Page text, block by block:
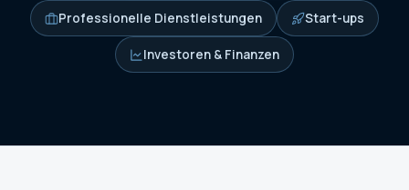
Professionelle Dienstleistungen Start-ups
Investoren & Finanzen